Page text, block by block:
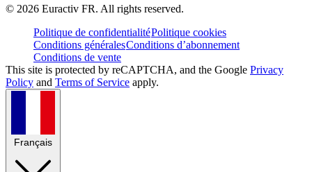
© 2026 Euractiv FR. All rights reserved.
Politique de confidentialitéPolitique cookies
Conditions généralesConditions d’abonnement
Conditions de vente
This site is protected by reCAPTCHA, and the Google Privacy
Policy and Terms of Service apply.
Français